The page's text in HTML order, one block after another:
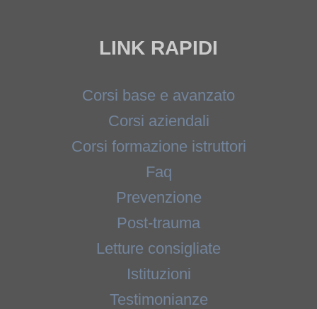
LINK RAPIDI
Corsi base e avanzato
Corsi aziendali
Corsi formazione istruttori
Faq
Prevenzione
Post-trauma
Letture consigliate
Istituzioni
Testimonianze